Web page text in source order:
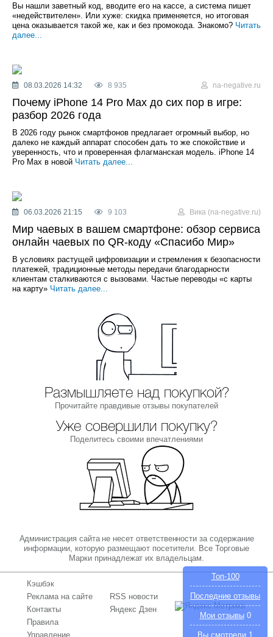
Вы нашли заветный код, вводите его на кассе, а система пишет
«недействителен». Или хуже: скидка применяется, но итоговая
цена оказывается такой же, как и без промокода. Знакомо? Читать
далее...
08.03.2026 14:32 8 935 na-negative.ru
Почему iPhone 14 Pro Max до сих пор в игре:
разбор 2026 года
В 2026 году рынок смартфонов предлагает огромный выбор, но
далеко не каждый аппарат способен дать то же спокойствие и
уверенность, что и проверенная флагманская модель. iPhone 14
Pro Max в новой Читать далее...
06.03.2026 21:15 9 103 Вика (na-negative.ru)
Мир чаевых в вашем смартфоне: обзор сервиса
онлайн чаевых по QR-коду «Спасибо Мир»
В условиях растущей цифровизации и стремления к безопасности
платежей, традиционные методы передачи благодарности
клиентам сталкиваются с вызовами. Частые переводы «с карты
на карту» Читать далее...
Размышляете над покупкой?
Прочитайте правдивые отзывы покупателей
Уже совершили покупку?
Поделитесь своими впечатлениями
Администрация сайта не несет ответственности за содержание
информации, которую размещают посетители. Все Торговые
Марки принадлежат их владельцам.
Кэшбэк
Реклама на сайте
Контакты
Правила
Управление
RSS новости
Яндекс Дзен
Топ-100
Последние отзывы
Мои отзывы0
Вы смотрели 1